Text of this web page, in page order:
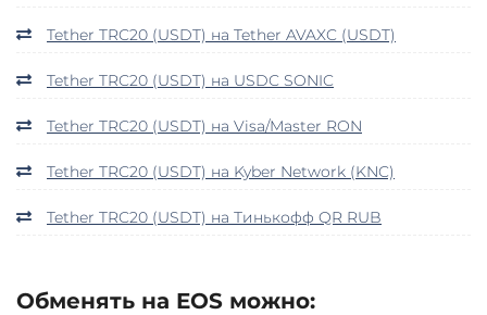
Tether TRC20 (USDT) на Tether AVAXC (USDT)
Tether TRC20 (USDT) на USDC SONIC
Tether TRC20 (USDT) на Visa/Master RON
Tether TRC20 (USDT) на Kyber Network (KNC)
Tether TRC20 (USDT) на Тинькофф QR RUB
Обменять на EOS можно: